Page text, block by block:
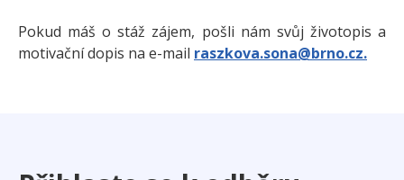
Pokud máš o stáž zájem, pošli nám svůj životopis a
motivační dopis na e-mail raszkova.sona@brno.cz.